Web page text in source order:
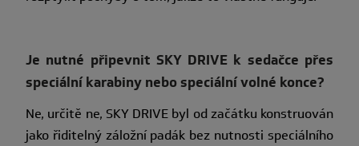
Je nutné připevnit SKY DRIVE k sedačce přes
speciální karabiny nebo speciální volné konce?
Ne, určitě ne, SKY DRIVE byl od začátku konstruován
jako řiditelný záložní padák bez nutnosti speciálního